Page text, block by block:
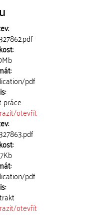
pdf
práce
otevřít
pdf
otevřít